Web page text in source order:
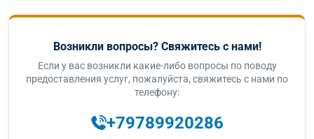
Возникли вопросы? Свяжитесь с нами!
Если у вас возникли какие-либо вопросы по поводу
предоставления услуг, пожалуйста, свяжитесь с нами по
телефону:
+79789920286